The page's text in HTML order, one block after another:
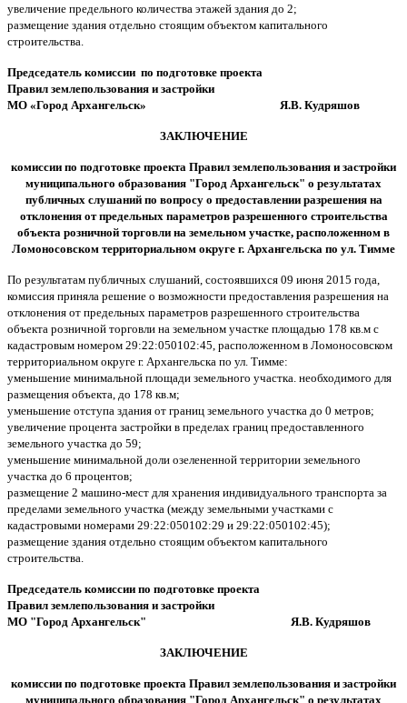
увеличение предельного количества этажей здания до 2;
размещение здания отдельно стоящим объектом капитального
строительства.
Председатель комиссии по подготовке проекта
Правил землепользования и застройки
МО «Город Архангельск» Я.В. Кудряшов
ЗАКЛЮЧЕНИЕ
комиссии по подготовке проекта Правил землепользования и застройки
муниципального образования "Город Архангельск" о результатах
публичных слушаний по вопросу о предоставлении разрешения на
отклонения от предельных параметров разрешенного строительства
объекта розничной торговли на земельном участке, расположенном в
Ломоносовском территориальном округе г. Архангельска по ул. Тимме
По результатам публичных слушаний, состоявшихся 09 июня 2015 года,
комиссия приняла решение о возможности предоставления разрешения на
отклонения от предельных параметров разрешенного строительства
объекта розничной торговли на земельном участке площадью 178 кв.м с
кадастровым номером 29:22:050102:45, расположенном в Ломоносовском
территориальном округе г. Архангельска по ул. Тимме:
уменьшение минимальной площади земельного участка. необходимого для
размещения объекта, до 178 кв.м;
уменьшение отступа здания от границ земельного участка до 0 метров;
увеличение процента застройки в пределах границ предоставленного
земельного участка до 59;
уменьшение минимальной доли озелененной территории земельного
участка до 6 процентов;
размещение 2 машино-мест для хранения индивидуального транспорта за
пределами земельного участка (между земельными участками с
кадастровыми номерами 29:22:050102:29 и 29:22:050102:45);
размещение здания отдельно стоящим объектом капитального
строительства.
Председатель комиссии по подготовке проекта
Правил землепользования и застройки
МО "Город Архангельск" Я.В. Кудряшов
ЗАКЛЮЧЕНИЕ
комиссии по подготовке проекта Правил землепользования и застройки
муниципального образования "Город Архангельск" о результатах